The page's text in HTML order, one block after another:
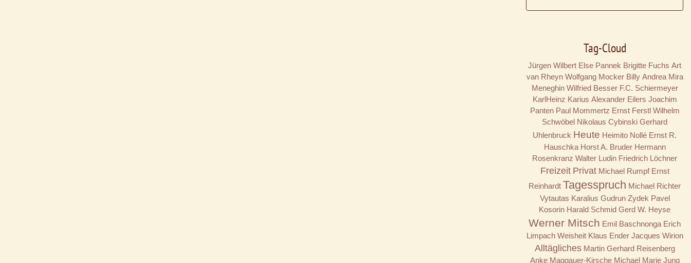
Tag-Cloud
Jürgen Wilbert Else Pannek Brigitte Fuchs Art
van Rheyn Wolfgang Mocker Billy Andrea Mira
Meneghin Wilfried Besser F.C. Schiermeyer
KarlHeinz Karius Alexander Eilers Joachim
Panten Paul Mommertz Ernst Ferstl Wilhelm
Schwöbel Nikolaus Cybinski Gerhard
Uhlenbruck Heute Heimito Nollé Ernst R.
Hauschka Horst A. Bruder Hermann
Rosenkranz Walter Ludin Friedrich Löchner
Freizeit Privat Michael Rumpf Ernst
Reinhardt Tagesspruch Michael Richter
Vytautas Karalius Gudrun Zydek Pavel
Kosorin Harald Schmid Gerd W. Heyse
Werner Mitsch Emil Baschnonga Erich
Limpach Weisheit Klaus Ender Jacques Wirion
Alltägliches Martin Gerhard Reisenberg
Anke Maggauer-Kirsche Michael Marie Jung